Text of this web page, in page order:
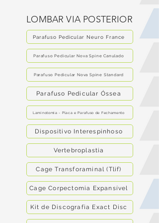
LOMBAR VIA POSTERIOR
Parafuso Pedicular Neuro France
Parafuso Pedicular Nova Spine Canulado
Parafuso Pedicular Nova Spine Standard
Parafuso Pedicular Óssea
Laminotomia - Placa e Parafuso de Fechamento
Dispositivo Interespinhoso
Vertebroplastia
Cage Transforaminal (Tlif)
Cage Corpectomia Expansível
Kit de Discografia Exact Disc